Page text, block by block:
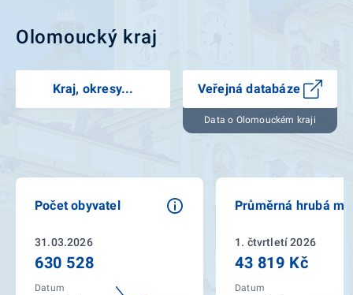
Olomoucký kraj
Kraj, okresy... Veřejná databáze
Data o Olomouckém kraji
Počet obyvatel
31.03.2026
630 528
Datum
Průměrná hrubá
1. čtvrtletí 2026
43 819 Kč
Datum